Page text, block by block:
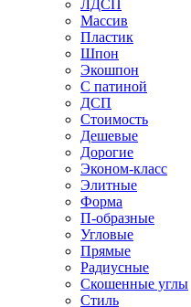
ЛДСП
Массив
Пластик
Шпон
Экошпон
С патиной
ДСП
Стоимость
Дешевые
Дорогие
Эконом-класс
Элитные
Форма
П-образные
Угловые
Прямые
Радиусные
Скошенные углы
Стиль